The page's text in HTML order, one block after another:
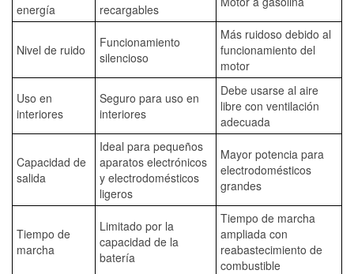
energía
recargables
Nivel de ruido
Funcionamiento
silencioso
Más ruidoso debido al
funcionamiento del
motor
Uso en
interiores
Seguro para uso en
interiores
Debe usarse al aire
libre con ventilación
adecuada
Capacidad de
salida
Ideal para pequeños
aparatos electrónicos
y electrodomésticos
ligeros
Mayor potencia para
electrodomésticos
grandes
Tiempo de
marcha
Limitado por la
capacidad de la
batería
Tiempo de marcha
ampliada con
reabastecimiento de
combustible